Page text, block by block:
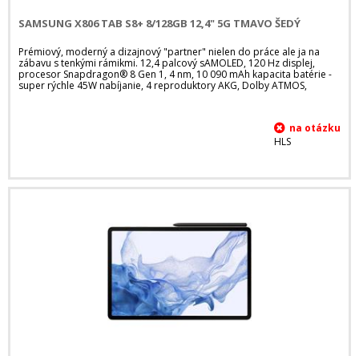
SAMSUNG X806 TAB S8+ 8/128GB 12,4" 5G TMAVO ŠEDÝ
Prémiový, moderný a dizajnový "partner" nielen do práce ale ja na
zábavu s tenkými rámikmi. 12,4 palcový sAMOLED, 120 Hz displej,
procesor Snapdragon® 8 Gen 1, 4 nm, 10 090 mAh kapacita batérie -
super rýchle 45W nabíjanie, 4 reproduktory AKG, Dolby ATMOS,
HLS